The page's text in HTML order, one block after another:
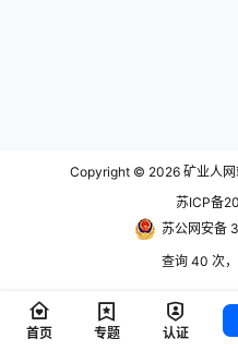
Copyright © 2026 矿业人
苏ICP备
苏公网安备
查询 40 次
首页 专题 认证